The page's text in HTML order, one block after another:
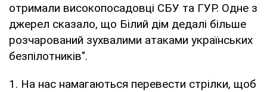
отримали високопосадовці СБУ та ГУР. Одне з
джерел сказало, що Білий дім дедалі більше
розчарований зухвалими атаками українських
безпілотників".
1. На нас намагаються перевести стрілки, щоб